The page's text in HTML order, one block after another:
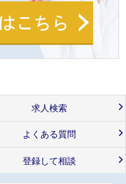
求人検索
よくある質問
登録して相談